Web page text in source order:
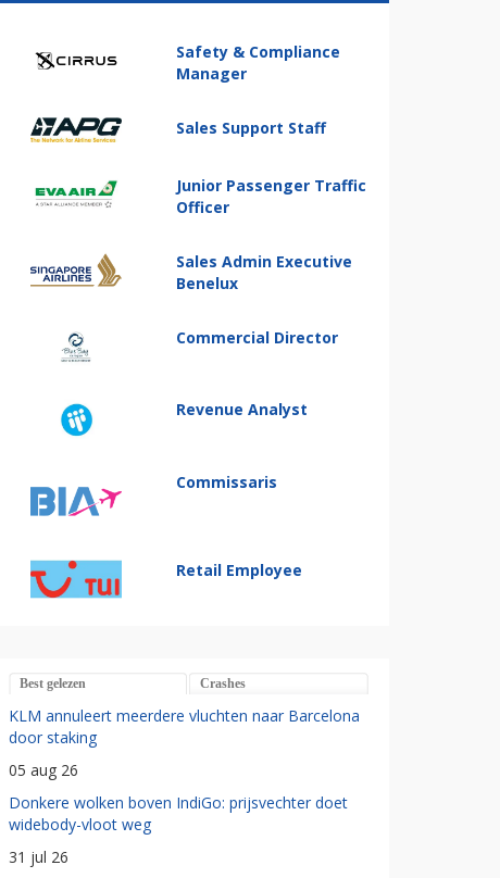
Safety & Compliance
Manager
Sales Support Staff
Junior Passenger Traffic
Officer
Sales Admin Executive
Benelux
Commercial Director
Revenue Analyst
Commissaris
Retail Employee
Best gelezen Crashes
KLM annuleert meerdere vluchten naar Barcelona
door staking
05 aug 26
Donkere wolken boven IndiGo: prijsvechter doet
widebody-vloot weg
31 jul 26